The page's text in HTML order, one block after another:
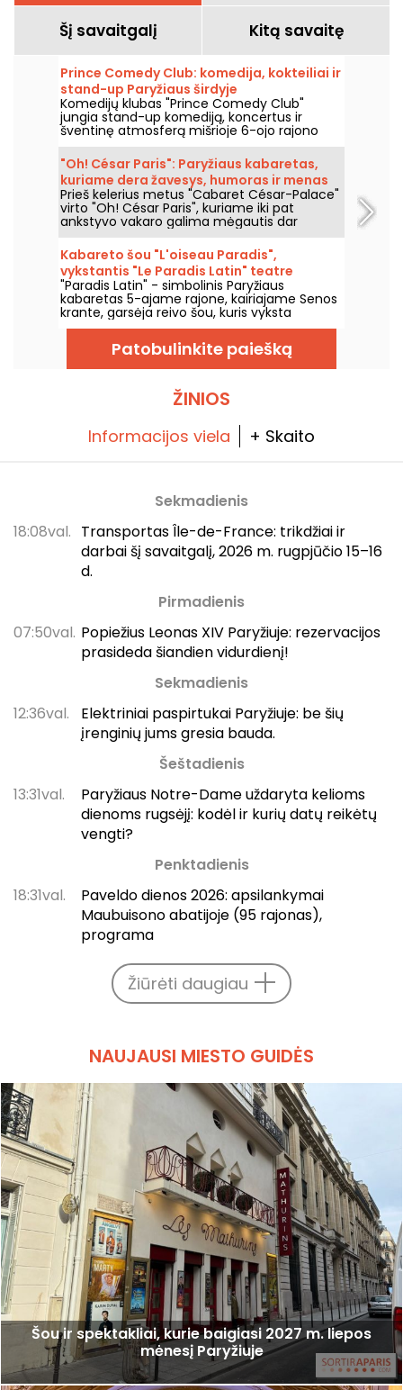
Šį savaitgalį Kitą savaitę
Prince Comedy Club: komedija, kokteiliai ir
stand-up Paryžiaus širdyje
Komedijų klubas "Prince Comedy Club"
jungia stand-up komediją, koncertus ir
šventinę atmosferą mišrioje 6-ojo rajono
vietoje. Tai vieta, kurią verta atrasti, norint
praleisti juoko ir gero humoro kupinus
vakarus.
"Oh! César Paris": Paryžiaus kabaretas,
kuriame dera žavesys, humoras ir menas
Prieš kelerius metus "Cabaret César-Palace"
virto "Oh! César Paris", kuriame iki pat
ankstyvo vakaro galima mėgautis dar
neregėta vakarienių, šou ir klubų sinteze.
Kabareto šou "L'oiseau Paradis",
vykstantis "Le Paradis Latin" teatre
Paryžiuje
"Paradis Latin" - simbolinis Paryžiaus
kabaretas 5-ajame rajone, kairiajame Senos
krante, garsėja reivo šou, kuris vyksta
kiekvieną vakarą prabangioje aplinkoje ir
šventiškoje atmosferoje. Čia visada rodomas
Kamel Ouali šou "L'Oiseau Paradis". Šou veda
Dièse ir Solen Shawen.
Patobulinkite paiešką
ŽINIOS
Informacijos viela + Skaito
Sekmadienis
18:08val. Transportas Île-de-France: trikdžiai ir
darbai šį savaitgalį, 2026 m. rugpjūčio 15–16
d.
Pirmadienis
07:50val. Popiežius Leonas XIV Paryžiuje: rezervacijos
prasideda šiandien vidurdienį!
Sekmadienis
12:36val.
Elektriniai paspirtukai Paryžiuje: be šių
įrenginių jums gresia bauda.
Šeštadienis
13:31val.
Paryžiaus Notre-Dame uždaryta kelioms
dienoms rugsėjį: kodėl ir kurių datų reikėtų
vengti?
Penktadienis
18:31val.
Paveldo dienos 2026: apsilankymai
Maubuisono abatijoje (95 rajonas),
programa
Žiūrėti daugiau
NAUJAUSI MIESTO GUIDĖS
Šou ir spektakliai, kurie baigiasi 2027 m. liepos
mėnesį Paryžiuje